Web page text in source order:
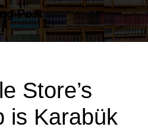
Post
Store’s
is Karabük